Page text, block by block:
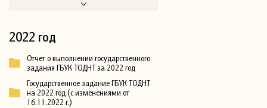
2022 год
Отчет о выполнении государственного
задания ГБУК ТОДНТ за 2022 год
Государственное задание ГБУК ТОДНТ
на 2022 год (с изменениями от
16.11.2022 г.)